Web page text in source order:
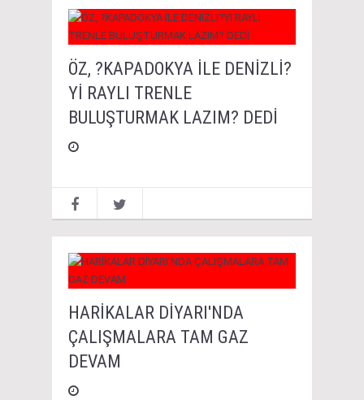
ÖZ, ?KAPADOKYA İLE DENİZLİ?
Yİ RAYLI TRENLE
BULUŞTURMAK LAZIM? DEDİ
HARİKALAR DİYARI'NDA
ÇALIŞMALARA TAM GAZ
DEVAM